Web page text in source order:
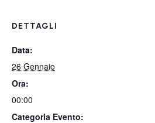
DETTAGLI
Data:
26 Gennaio
Ora:
00:00
Categoria Evento: